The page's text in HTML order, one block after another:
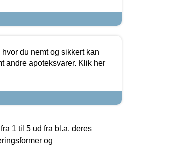
du nemt og sikkert kan
andre apoteksvarer. Klik her
1 til 5 ud fra bl.a. deres
og